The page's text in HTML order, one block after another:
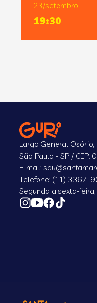
23/setembro
19:30
Largo General Osório,
São Paulo - SP /
E-mail:
Telefone: (11) 3367-
Segunda a sexta-